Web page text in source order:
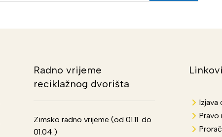
Radno vrijeme
reciklažnog dvorišta
Zimsko radno vrijeme (od 01.11. do
01.04.)
Linkovi
Izjava
Pravo